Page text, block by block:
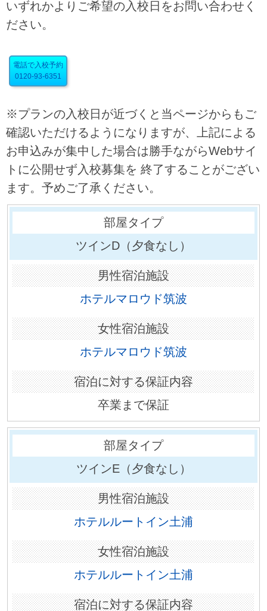
いずれかよりご希望の入校日をお問い合わせく
ださい。
電話で入校予約
0120-93-6351
※プランの入校日が近づくと当ページからもご
確認いただけるようになりますが、上記による
お申込みが集中した場合は勝手ながらWebサイ
トに公開せず入校募集を 終了することがござい
ます。予めご了承ください。
ツインD（夕食なし）
ホテルマロウド筑波
ホテルマロウド筑波
卒業まで保証
ツインE（夕食なし）
ホテルルートイン土浦
ホテルルートイン土浦